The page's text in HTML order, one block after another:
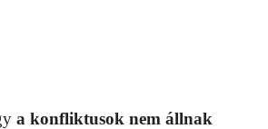
a konfliktusok nem állnak